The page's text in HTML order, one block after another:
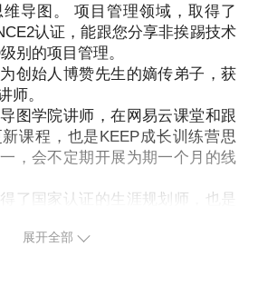
的嫡传弟子，获得了思维导图授
图大狮思维导图学院讲师，在网
有自己的更新课程，也是KEEP
的创始人之一。
到你。
导图。 项目管理领域，取得了
认证，能跟您分享非挨踢技术
别的项目管理。
创始人博赞先生的嫡传弟子，获
师。
图学院讲师，在网易云课堂和跟
课程，也是KEEP成长训练营思
，会不定期开展为期一个月的线
了国家认证的生涯规划师，也是
若不介意，我可以给您分享生涯
展开全部